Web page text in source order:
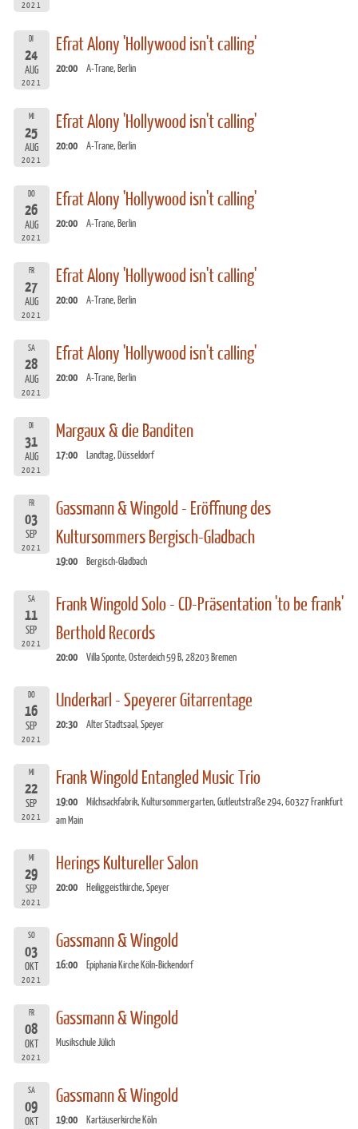
2021
DI
24
AUG
2021
Efrat Alony 'Hollywood isn't calling'
20:00 A-Trane, Berlin
MI
25
AUG
2021
Efrat Alony 'Hollywood isn't calling'
20:00 A-Trane, Berlin
DO
26
AUG
2021
Efrat Alony 'Hollywood isn't calling'
20:00 A-Trane, Berlin
FR
27
AUG
2021
Efrat Alony 'Hollywood isn't calling'
20:00 A-Trane, Berlin
SA
28
AUG
2021
Efrat Alony 'Hollywood isn't calling'
20:00 A-Trane, Berlin
DI
31
AUG
2021
Margaux & die Banditen
17:00 Landtag, Düsseldorf
FR
03
SEP
2021
Gassmann & Wingold - Eröffnung des
Kultursommers Bergisch-Gladbach
19:00 Bergisch-Gladbach
SA
11
SEP
2021
Frank Wingold Solo - CD-Präsentation 'to be frank'
Berthold Records
20:00 Villa Sponte, Osterdeich 59 B, 28203 Bremen
DO
16
SEP
2021
Underkarl - Speyerer Gitarrentage
20:30 Alter Stadtsaal, Speyer
MI
22
SEP
2021
Frank Wingold Entangled Music Trio
19:00
Milchsackfabrik, Kultursommergarten, Gutleutstraße 294, 60327 Frankfurt
am Main
MI
29
SEP
2021
Herings Kultureller Salon
20:00 Heiliggeistkirche, Speyer
SO
03
OKT
2021
Gassmann & Wingold
16:00 Epiphania Kirche Köln-Bickendorf
FR
08
OKT
2021
Gassmann & Wingold
Musikschule Jülich
SA
09
OKT
Gassmann & Wingold
19:00 Kartäuserkirche Köln